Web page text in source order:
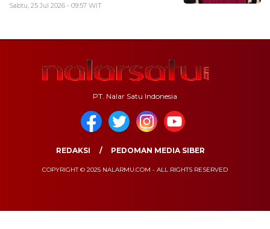
Sabtu, 25 Jul 2026 - 09:57 WIT
PT. Nalar Satu Indonesia
REDAKSI PEDOMAN MEDIA SIBER
COPYRIGHT © 2025 NALARMU.COM - ALL RIGHTS RESERVED